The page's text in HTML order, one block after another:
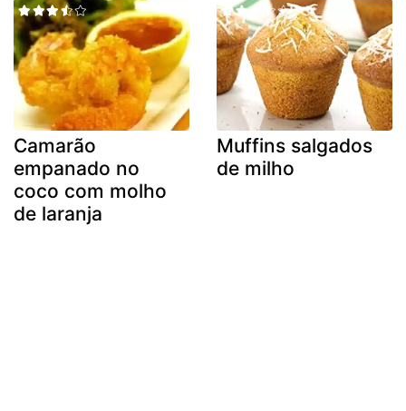
Camarão
empanado no
coco com molho
de laranja
Muffins salgados
de milho